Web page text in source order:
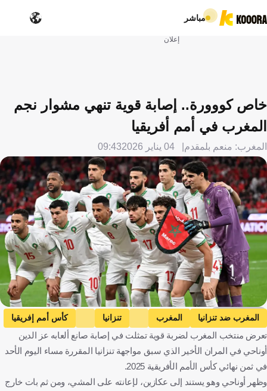
مباشر
إعلان
خاص كووورة.. إصابة قوية تنهي مشوار نجم
المغرب في أمم أفريقيا
المغرب: منعم بلمقدم 04 يناير 2026 09:43
Getty Images
المغرب ضد تنزانيا المغرب تنزانيا
كأس أمم إفريقيا
عز الدين أوناحي
المغرب تنزانيا كرة قدم
تعرض منتخب المغرب لضربة قوية تمثلت في إصابة صانع ألعابه عز الدين
أوناحي في المران الأخير الذي سبق مواجهة تنزانيا المقررة مساء اليوم الأحد
في ثمن نهائي كأس الأمم الأفريقية 2025.
وظهر أوناحي وهو يستند إلى عكازين، لإعانته على المشي، ومن ثم بات خارج